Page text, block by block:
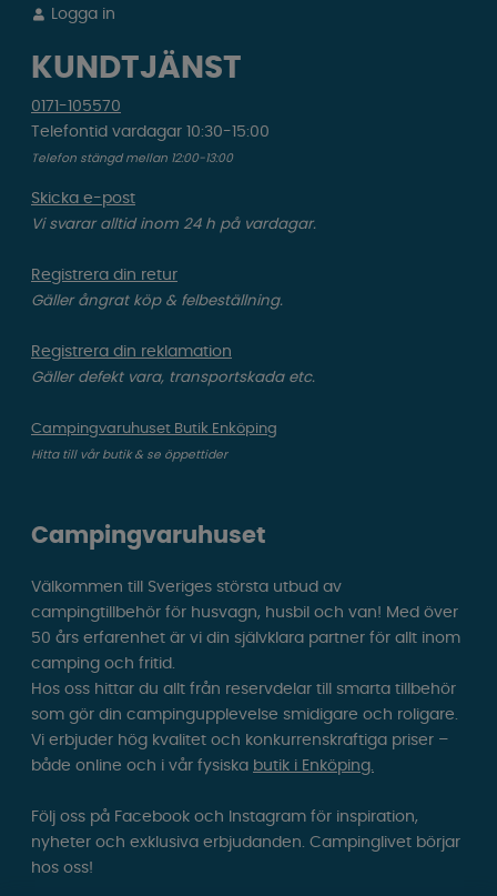
Logga in
KUNDTJÄNST
0171-105570
Telefontid vardagar 10:30-15:00
Telefon stängd mellan 12:00-13:00
Skicka e-post
Vi svarar alltid inom 24 h på vardagar.
Registrera din retur
Gäller ångrat köp & felbeställning.
Registrera din reklamation
Gäller defekt vara, transportskada etc.
Campingvaruhuset Butik Enköping
Hitta till vår butik & se öppettider
Campingvaruhuset
Välkommen till Sveriges största utbud av
campingtillbehör för husvagn, husbil och van! Med över
50 års erfarenhet är vi din självklara partner för allt inom
camping och fritid.
Hos oss hittar du allt från reservdelar till smarta tillbehör
som gör din campingupplevelse smidigare och roligare.
Vi erbjuder hög kvalitet och konkurrenskraftiga priser –
både online och i vår fysiska butik i Enköping.
Följ oss på Facebook och Instagram för inspiration,
nyheter och exklusiva erbjudanden. Campinglivet börjar
hos oss!